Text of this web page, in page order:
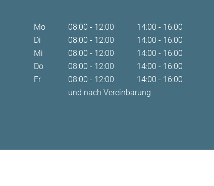
Mo 08:00 - 12:00
14:00 - 16:00
Di
08:00 - 12:00
14:00 - 16:00
Mi
08:00 - 12:00
14:00 - 16:00
Do
08:00 - 12:00
14:00 - 16:00
Fr
08:00 - 12:00
14:00 - 16:00
und nach Vereinbarung